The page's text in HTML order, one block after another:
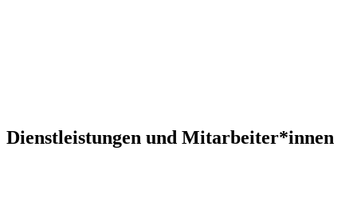
Dienstleistungen und Mitarbeiter*innen